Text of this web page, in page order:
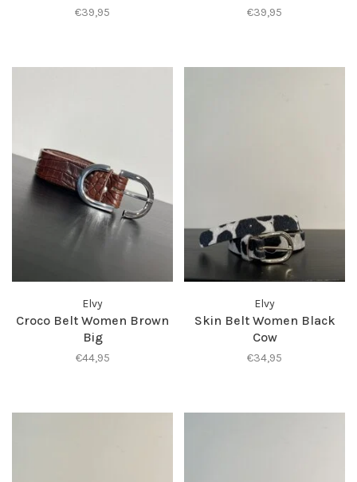
€39,95 €39,95
Elvy
Croco Belt Women Brown
Big
€44,95
Elvy
Skin Belt Women Black
Cow
€34,95